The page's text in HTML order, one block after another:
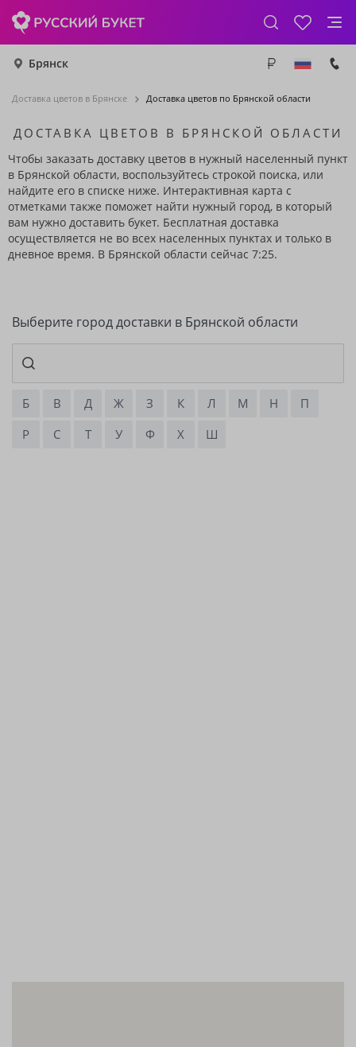
Брянск
Доставка цветов в Брянске Доставка цветов по Брянской области
ДОСТАВКА ЦВЕТОВ В БРЯНСКОЙ ОБЛАСТИ
Чтобы заказать доставку цветов в нужный населенный пункт
в Брянской области, воспользуйтесь строкой поиска, или
найдите его в списке ниже. Интерактивная карта с
отметками также поможет найти нужный город, в который
вам нужно доставить букет. Бесплатная доставка
осуществляется не во всех населенных пунктах и только в
дневное время. В Брянской области сейчас 7:25.
Выберите город доставки в Брянской области
Б В Д Ж З К Л М Н
П
Р
С Т У Ф Х Ш